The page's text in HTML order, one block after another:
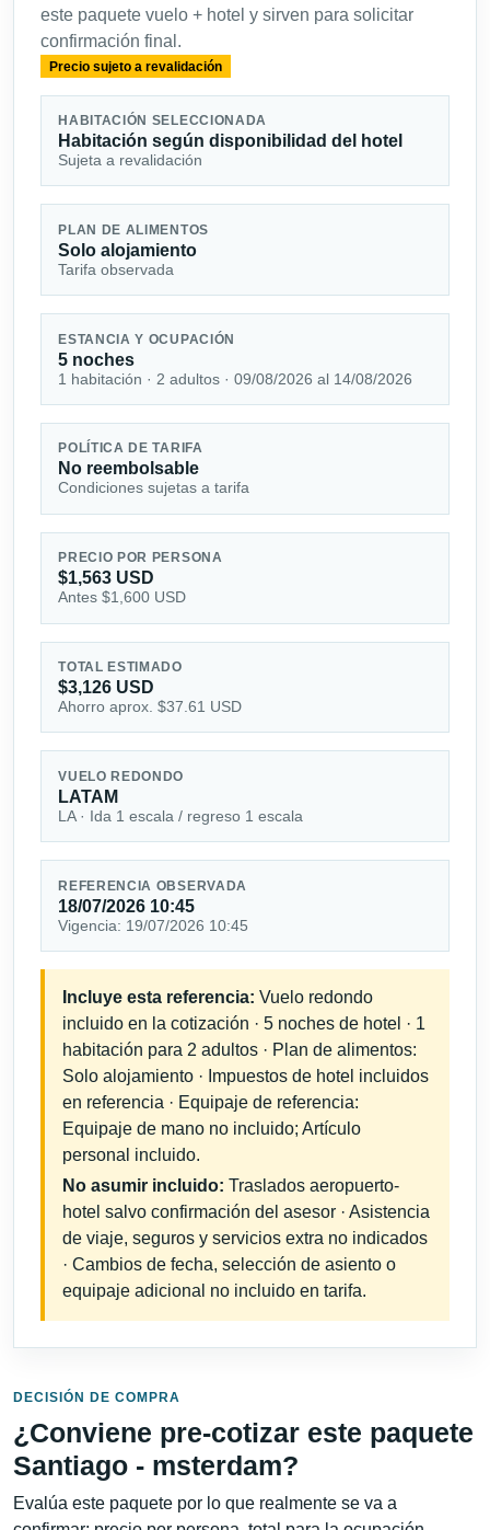
este paquete vuelo + hotel y sirven para solicitar
confirmación final.
Precio sujeto a revalidación
HABITACIÓN SELECCIONADA
Habitación según disponibilidad del hotel
Sujeta a revalidación
PLAN DE ALIMENTOS
Solo alojamiento
Tarifa observada
ESTANCIA Y OCUPACIÓN
5 noches
1 habitación · 2 adultos · 09/08/2026 al 14/08/2026
POLÍTICA DE TARIFA
No reembolsable
Condiciones sujetas a tarifa
PRECIO POR PERSONA
$1,563 USD
Antes $1,600 USD
TOTAL ESTIMADO
$3,126 USD
Ahorro aprox. $37.61 USD
VUELO REDONDO
LATAM
LA · Ida 1 escala / regreso 1 escala
REFERENCIA OBSERVADA
18/07/2026 10:45
Vigencia: 19/07/2026 10:45
Incluye esta referencia: Vuelo redondo
incluido en la cotización · 5 noches de hotel · 1
habitación para 2 adultos · Plan de alimentos:
Solo alojamiento · Impuestos de hotel incluidos
en referencia · Equipaje de referencia:
Equipaje de mano no incluido; Artículo
personal incluido.
No asumir incluido: Traslados aeropuerto-
hotel salvo confirmación del asesor · Asistencia
de viaje, seguros y servicios extra no indicados
· Cambios de fecha, selección de asiento o
equipaje adicional no incluido en tarifa.
DECISIÓN DE COMPRA
¿Conviene pre-cotizar este paquete
Santiago - msterdam?
Evalúa este paquete por lo que realmente se va a